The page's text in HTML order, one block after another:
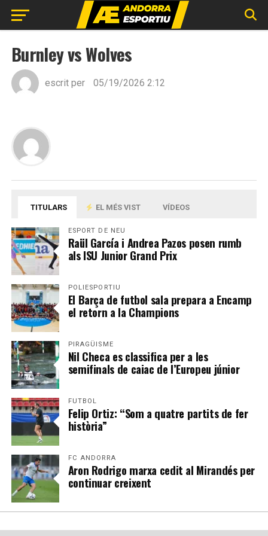
Burnley vs Wolves
escrit per 05/19/2026 2:12
TITULARS EL MÉS VIST VÍDEOS
ESPORT DE NEU
Raül García i Andrea Pazos posen rumb
als ISU Junior Grand Prix
POLIESPORTIU
El Barça de futbol sala prepara a Encamp
el retorn a la Champions
PIRAGÜISME
Nil Checa es classifica per a les
semifinals de caiac de l’Europeu júnior
FUTBOL
Felip Ortiz: “Som a quatre partits de fer
història”
FC ANDORRA
Aron Rodrigo marxa cedit al Mirandés per
continuar creixent